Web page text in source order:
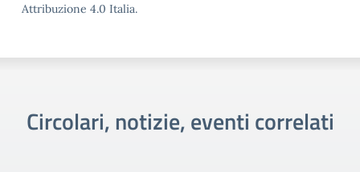
Attribuzione 4.0 Italia.
Circolari, notizie, eventi correlati